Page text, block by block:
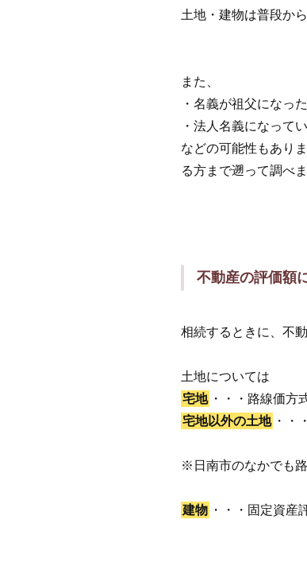
土地・建物は普段か
また、
・名義が祖父になっ
・法人名義になって
などの可能性もあり
る方まで遡って調べま
不動産の評価額
相続するときに、不
土地については
宅地 ・・・路線価方
宅地以外の土地 ・・
※日南市のなかでも
建物 ・・・固定資産